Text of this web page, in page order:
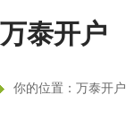
万泰开户
你的位置： 万泰开户